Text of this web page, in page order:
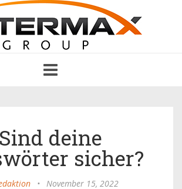
navigation
Sind deine
sicher?
• November 15, 2022